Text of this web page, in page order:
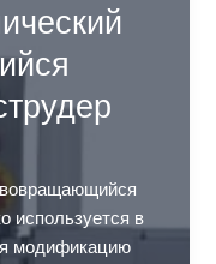
используется в
модификацию